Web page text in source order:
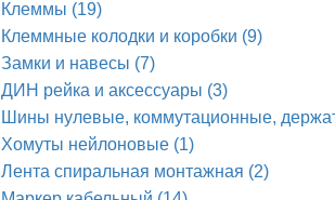
Клеммы (19)
Клеммные колодки и коробки (9)
Замки и навесы (7)
ДИН рейка и аксессуары (3)
Шины нулевые, коммутационные,
Хомуты нейлоновые (1)
Лента спиральная монтажная (2)